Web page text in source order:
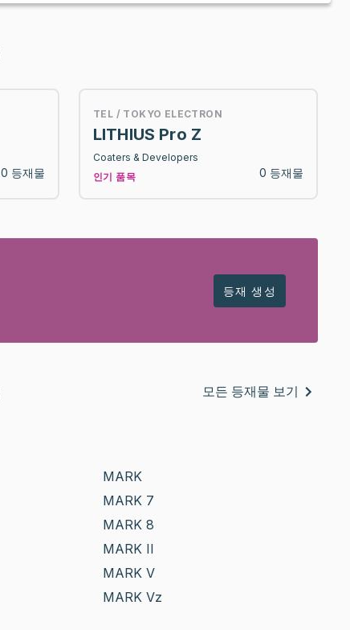
0 등재물
TEL / TOKYO ELECTRON
LITHIUS Pro Z
Coaters & Developers
인기 품목
0 등재물
등재 생성
모든 등재물 보기
MARK
MARK 7
MARK 8
MARK II
MARK V
MARK Vz